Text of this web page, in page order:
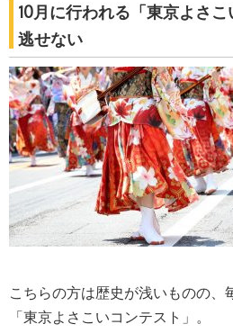
10月に行われる「東京よさ
逃せない
こちらの方は歴史が浅いものの、
「東京よさこいコンテスト」。